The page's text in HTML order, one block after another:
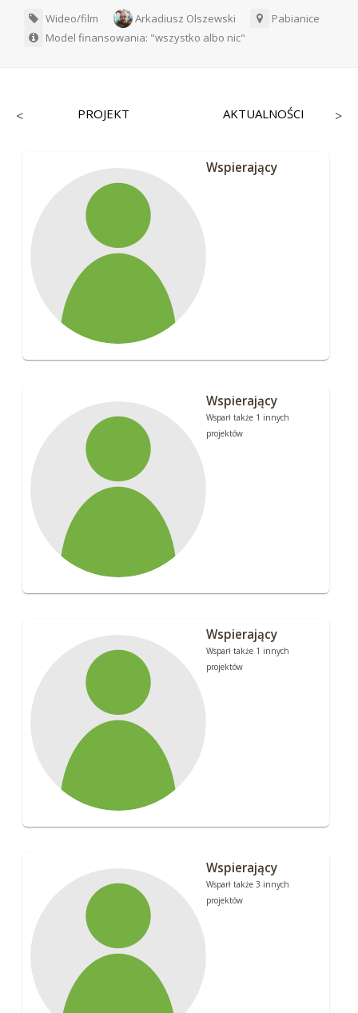
Wideo/film Arkadiusz Olszewski
Pabianice
Model finansowania: "wszystko albo nic"
< PROJEKT AKTUALNOŚCI >
Wspierający
Wspierający
Wsparł także 1 innych
projektów
Wspierający
Wsparł także 1 innych
projektów
Wspierający
Wsparł także 3 innych
projektów